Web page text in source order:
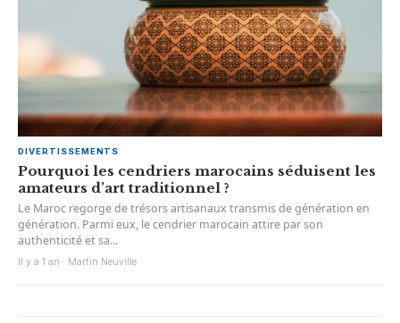
DIVERTISSEMENTS
Pourquoi les cendriers marocains séduisent les
amateurs d’art traditionnel ?
Le Maroc regorge de trésors artisanaux transmis de génération en
génération. Parmi eux, le cendrier marocain attire par son
authenticité et sa...
Il y a 1 an · Martin Neuville